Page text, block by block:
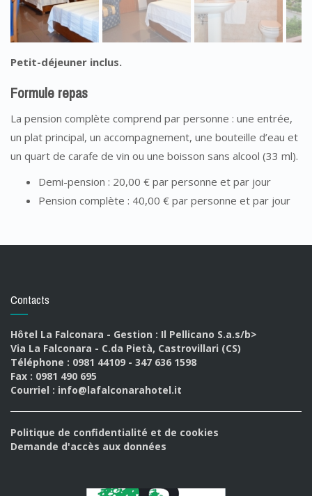
Petit-déjeuner inclus.
Formule repas
La pension complète comprend par personne : une entrée,
un plat principal, un accompagnement, une bouteille d’eau et
un quart de carafe de vin ou une boisson sans alcool (33 ml).
Demi-pension : 20,00 € par personne et par jour
Pension complète : 40,00 € par personne et par jour
Contacts
Hôtel La Falconara - Gestion : Il Pellicano S.a.s/b>
Via La Falconara - C.da Pietà, Castrovillari (CS)
Téléphone : 0981 44109 - 347 636 1598
Fax : 0981 490 695
Courriel : info@lafalconarahotel.it
Politique de confidentialité et de cookies
Demande d'accès aux données